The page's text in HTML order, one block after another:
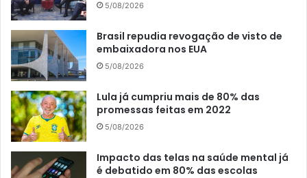
5/08/2026
Brasil repudia revogação de visto de
embaixadora nos EUA
5/08/2026
Lula já cumpriu mais de 80% das
promessas feitas em 2022
5/08/2026
Impacto das telas na saúde mental já
é debatido em 80% das escolas